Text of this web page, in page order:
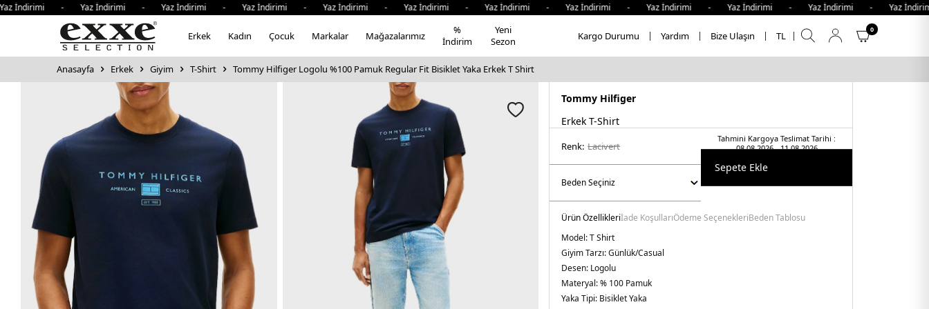
- Yaz İndirimi - Yaz İndirimi - Yaz İndirimi - Yaz İndirimi - Yaz İndirimi - Yaz İndirimi - Yaz İndirimi - Yaz İndirimi - Yaz İndirimi - Yaz İndirimi - Yaz
Erkek Kadın Çocuk Markalar Mağazalarımız
%
İndirim
Yeni
Sezon
Kargo Durumu Yardım Bize Ulaşın TL
0
Anasayfa Erkek Giyim T-Shirt Tommy Hilfiger Logolu %100 Pamuk Regular Fit Bisiklet Yaka Erkek T Shirt
Tommy Hilfiger
Erkek T-Shirt
Tahmini Kargoya Teslimat Tarihi :
08.08.2026 - 11.08.2026
Renk: laci̇vert
Sepete Ekle
Ürün Özellikleriİade KoşullarıÖdeme SeçenekleriBeden Tablosu
Model:T Shirt
Giyim Tarzı:Günlük/Casual
Desen: Logolu
Materyal:% 100 Pamuk
Yaka Tipi: Bisiklet Yaka